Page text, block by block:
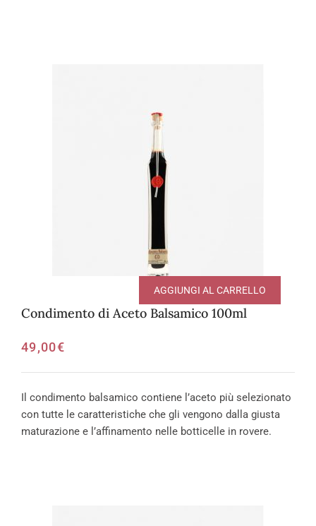
Condimento di Aceto Balsamico 100ml
49,00€
AGGIUNGI AL CARRELLO
Il condimento balsamico contiene l’aceto più selezionato
con tutte le caratteristiche che gli vengono dalla giusta
maturazione e l’affinamento nelle botticelle in rovere.